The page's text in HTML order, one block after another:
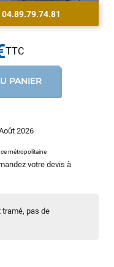
pas de
04.89.79.74.81
2026
métropolitaine
votre devis à
PANIER